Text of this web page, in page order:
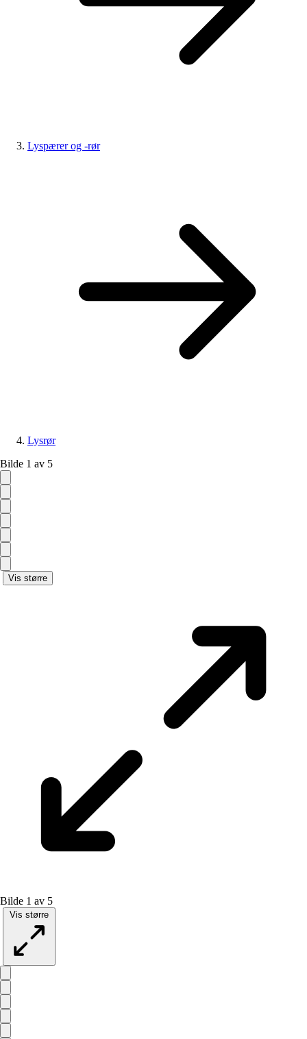
Lyspærer og -rør
Lysrør
Bilde 1 av 5
Vis større
Bilde 1 av 5
Vis større